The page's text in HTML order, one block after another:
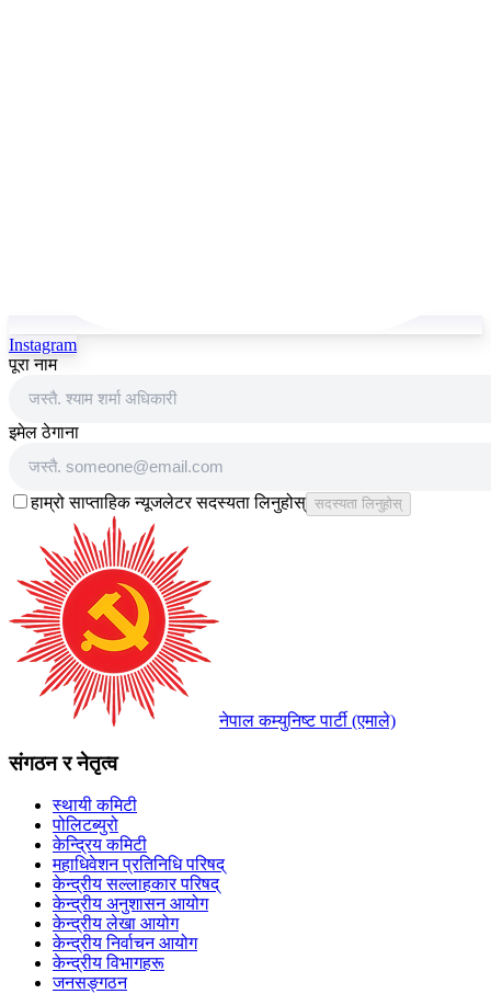
Instagram
पूरा नाम
इमेल ठेगाना
हाम्रो साप्ताहिक न्यूजलेटर सदस्यता लिनुहोस् सदस्यता लिनुहोस्
नेपाल कम्युनिष्ट पार्टी (एमाले)
संगठन र नेतृत्व
स्थायी कमिटी
पोलिटब्युरो
केन्द्रिय कमिटी
महाधिवेशन प्रतिनिधि परिषद्
केन्द्रीय सल्लाहकार परिषद्
केन्द्रीय अनुशासन आयोग
केन्द्रीय लेखा आयोग
केन्द्रीय निर्वाचन आयोग
केन्द्रीय विभागहरू
जनसङ्गठन